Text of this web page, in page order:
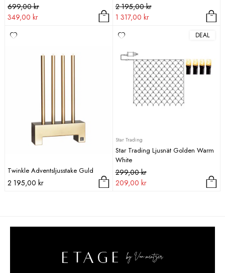
699,00kr
Det
ursprungliga
var:
349,00 kr
Det
nuvarande
är:
2 195,00kr
Det
ursprungliga
var:
195,00 kr.
1 317,00 kr
Det
nuvarande
är:
317,00 kr.
Twinkle Adventsljusstake Guld
2 195,00 kr
DEAL
Star Trading
Star Trading Ljusnät Golden Warm
White
299,00kr
Det
ursprungliga
209,00 kr
Det
nuvarande